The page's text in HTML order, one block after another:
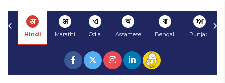
अ
Hindi
अ
Marathi
ଏ
Odia
অ
Assamese
বা
Bengali
ਅ
Punjabi